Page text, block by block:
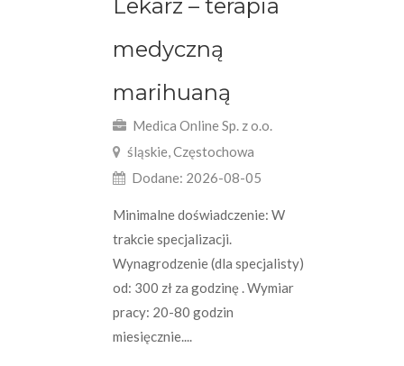
Lekarz – terapia
medyczną
marihuaną
Medica Online Sp. z o.o.
śląskie, Częstochowa
Dodane: 2026-08-05
Minimalne doświadczenie: W
trakcie specjalizacji.
Wynagrodzenie (dla specjalisty)
od: 300 zł za godzinę . Wymiar
pracy: 20-80 godzin
miesięcznie....